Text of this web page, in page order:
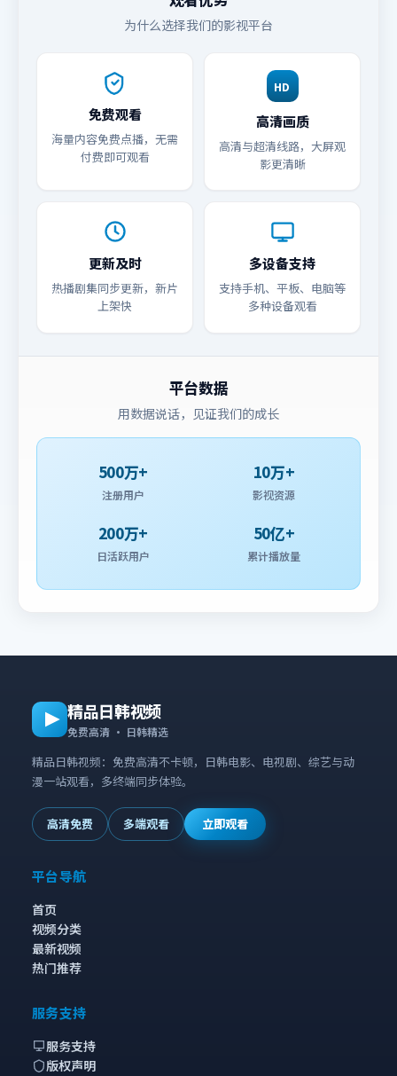
为什么选择我们的影视平台
免费观看
海量内容免费点播，无需
付费即可观看
HD
高清画质
高清与超清线路，大屏观
影更清晰
更新及时
热播剧集同步更新，新片
上架快
多设备支持
支持手机、平板、电脑等
多种设备观看
平台数据
用数据说话，见证我们的成长
500万+
注册用户
10万+
影视资源
200万+
日活跃用户
50亿+
累计播放量
精品日韩视频
免费高清 · 日韩精选
精品日韩视频：免费高清不卡顿，日韩电影、电视剧、综艺与动
漫一站观看，多终端同步体验。
高清免费 多端观看 立即观看
平台导航
首页
视频分类
最新视频
热门推荐
服务支持
服务支持
版权声明